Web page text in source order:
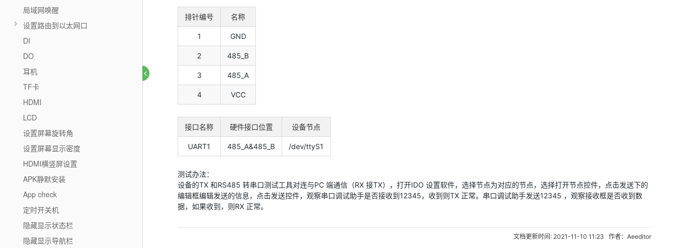
局域网唤醒
设置路由到以太网口
DI
DO
耳机
TF卡
HDMI
LCD
设置屏幕旋转角
设置屏幕显示密度
HDMI横竖屏设置
APK静默安装
App check
定时开关机
隐藏显示状态栏
隐藏显示导航栏
排针编号 名称
1 GND
2 485_B
3 485_A
4 VCC
接口名称 硬件接口位置 设备节点
UART1 485_A&485_B /dev/ttyS1
测试办法：
设备的TX 和RS485 转串口测试工具对连与PC 端通信（RX 接TX），打开IDO 设置软件，选择节点为对应的节点，选择打开节点控件，点击发送下的
编辑框编辑发送的信息，点击发送控件，观察串口调试助手是否接收到12345，收到则TX 正常。串口调试助手发送12345 ，观察接收框是否收到数
据，如果收到，则RX 正常。
文档更新时间: 2021-11-10 11:23 作者：Aeeditor